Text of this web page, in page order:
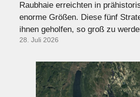
Raubhaie erreichten in
enorme Größen. Diese fünf
ihnen geholfen, so groß zu
28. Juli 2026